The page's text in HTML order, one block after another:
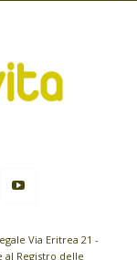
Via Eritrea 21 -
al Registro delle